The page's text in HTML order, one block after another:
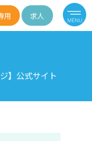
用 求人
】公式サイト